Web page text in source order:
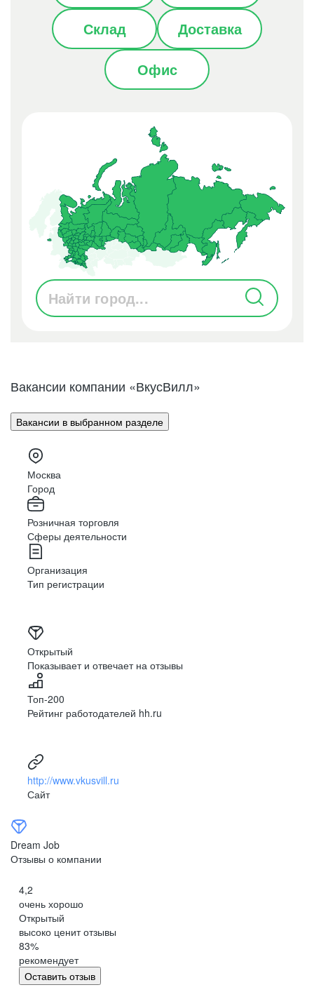
Склад
Доставка
Офис
Архангельск
Белгород
Великий Новгород
Волгоград
Вологда
Иваново
Ижевск
Кострома
Курск
Мурманск
Орел
Вакансии компании «ВкусВилл»
Вакансии в выбранном разделе
Москва
Город
Розничная торговля
Сферы деятельности
Организация
Тип регистрации
Открытый
Показывает и отвечает на отзывы
Топ-200
Рейтинг работодателей hh.ru
http://www.vkusvill.ru
Сайт
Dream Job
Отзывы о компании
4,2
очень хорошо
Открытый
высоко ценит отзывы
83%
рекомендует
Оставить отзыв